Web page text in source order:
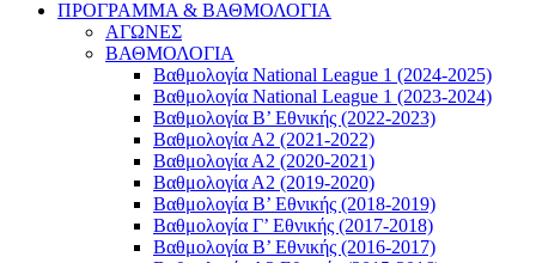
ΠΡΟΓΡΑΜΜΑ & ΒΑΘΜΟΛΟΓΙΑ
ΑΓΩΝΕΣ
ΒΑΘΜΟΛΟΓΙΑ
Βαθμολογία National League 1 (2024-2025)
Βαθμολογία National League 1 (2023-2024)
Βαθμολογία Β’ Εθνικής (2022-2023)
Βαθμολογία Α2 (2021-2022)
Βαθμολογία Α2 (2020-2021)
Βαθμολογία Α2 (2019-2020)
Βαθμολογία B’ Εθνικής (2018-2019)
Βαθμολογία Γ’ Εθνικής (2017-2018)
Βαθμολογία Β’ Εθνικής (2016-2017)